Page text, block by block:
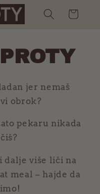
Korpa
PROTY
jer nemaš
obrok?
pekaru nikada
dalje više liči na
meal – hajde da